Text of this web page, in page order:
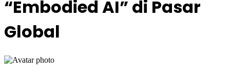
“Embodied AI” di Pasar
Global